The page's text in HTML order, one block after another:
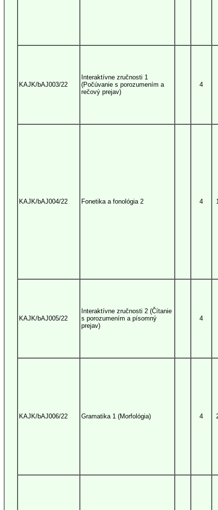
KAJK/bAJ003/22
Interaktívne zručnosti 1
(Počúvanie s porozumením a
rečový prejav)
4
KAJK/bAJ004/22 Fonetika a fonológia 2 4
KAJK/bAJ005/22
Interaktívne zručnosti 2 (Čítanie
s porozumením a písomný
prejav)
4
KAJK/bAJ006/22 Gramatika 1 (Morfológia) 4